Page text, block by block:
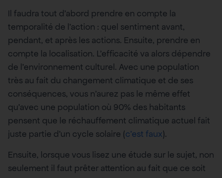
Il faudra tout d’abord prendre en compte la
temporalité de l’action : quel sentiment avant,
pendant, et après les actions. Ensuite, prendre en
compte la localisation. L’efficacité va alors dépendre
de l’environnement culturel. Avec une population
très au fait du changement climatique et de ses
conséquences, vous n’aurez pas le même effet
qu’avec une population où 90% des habitants
pensent que le réchauffement climatique actuel fait
juste partie d’un cycle solaire (c’est faux).
Ensuite, lorsque vous lisez une étude sur le sujet, non
seulement il faut prêter attention au fait que ce soit